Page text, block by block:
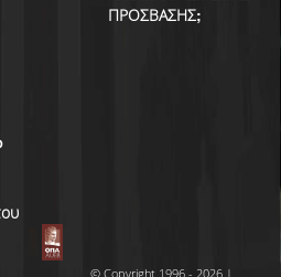
ΠΡΟΣΒΑΣΗΣ;
© Copyright 1996 - 2026 |